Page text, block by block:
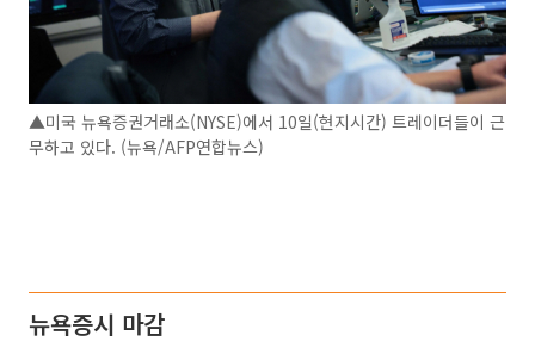
▲미국 뉴욕증권거래소(NYSE)에서 10일(현지시간) 트레이더들이 근
무하고 있다. (뉴욕/AFP연합뉴스)
뉴욕증시 마감